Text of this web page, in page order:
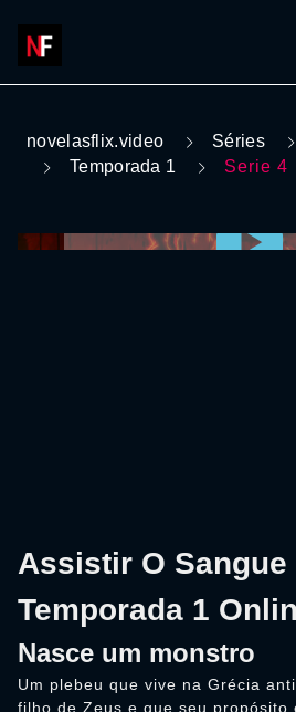
novelasflix.video Séries
Temporada 1
Serie 4
Assistir O Sangue
Temporada 1
Nasce um monstro
Um plebeu que vive na Grécia
filho de Zeus e que seu propósito